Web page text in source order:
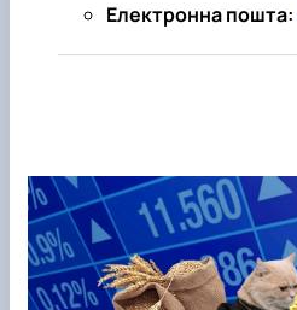
Електронна пошта: